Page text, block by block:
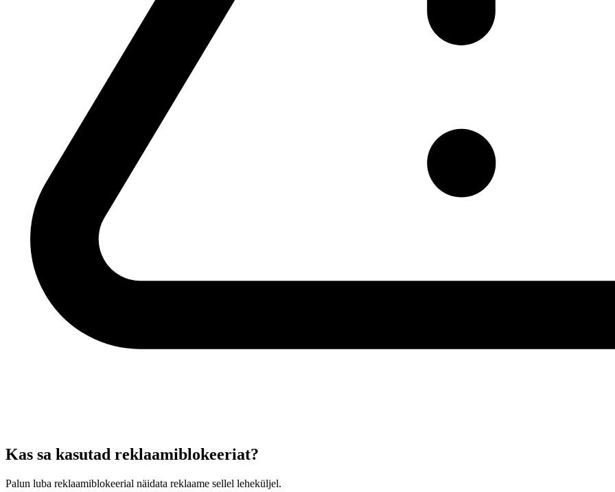
Kas sa kasutad reklaamiblokeeriat?
Palun luba reklaamiblokeerial näidata reklaame sellel leheküljel.